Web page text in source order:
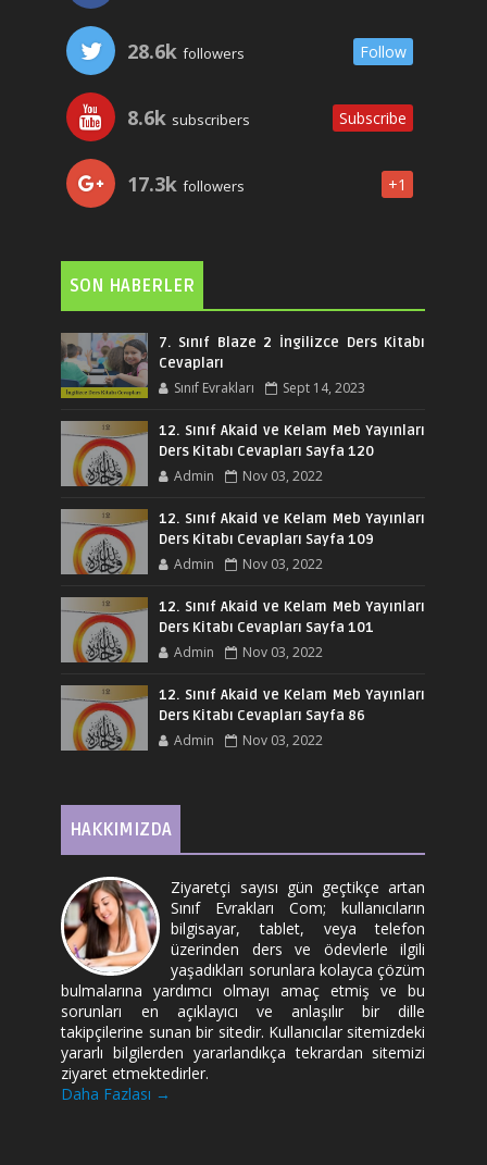
28.6k followers Follow
8.6k subscribers Subscribe
17.3k followers +1
SON HABERLER
7. Sınıf Blaze 2 İngilizce Ders Kitabı
Cevapları
Sınıf Evrakları Sept 14, 2023
12. Sınıf Akaid ve Kelam Meb Yayınları
Ders Kitabı Cevapları Sayfa 120
Admin Nov 03, 2022
12. Sınıf Akaid ve Kelam Meb Yayınları
Ders Kitabı Cevapları Sayfa 109
Admin Nov 03, 2022
12. Sınıf Akaid ve Kelam Meb Yayınları
Ders Kitabı Cevapları Sayfa 101
Admin Nov 03, 2022
12. Sınıf Akaid ve Kelam Meb Yayınları
Ders Kitabı Cevapları Sayfa 86
Admin Nov 03, 2022
HAKKIMIZDA
Ziyaretçi sayısı gün geçtikçe artan
Sınıf Evrakları Com; kullanıcıların
bilgisayar, tablet, veya telefon
üzerinden ders ve ödevlerle ilgili
yaşadıkları sorunlara kolayca çözüm
bulmalarına yardımcı olmayı amaç etmiş ve bu
sorunları en açıklayıcı ve anlaşılır bir dille
takipçilerine sunan bir sitedir. Kullanıcılar sitemizdeki
yararlı bilgilerden yararlandıkça tekrardan sitemizi
ziyaret etmektedirler.
Daha Fazlası →